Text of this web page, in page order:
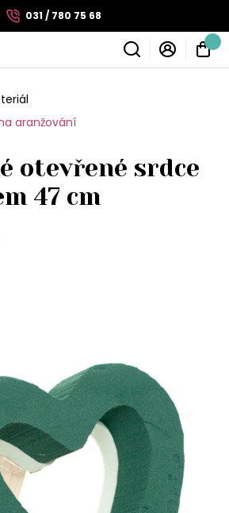
031 / 780 75 68
aranžování
otevřené srdce
47 cm